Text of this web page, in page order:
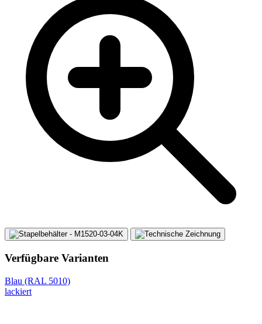
Verfügbare Varianten
Blau (RAL 5010)
lackiert